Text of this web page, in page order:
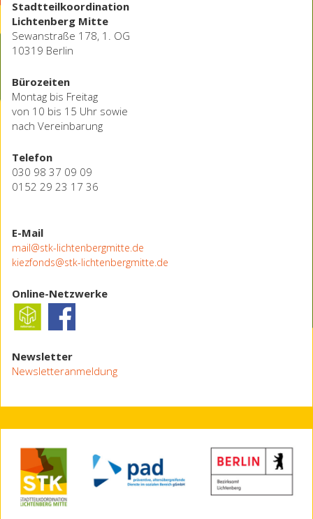
Stadtteilkoordination
Lichtenberg Mitte
Sewanstraße 178, 1. OG
10319 Berlin
Bürozeiten
Montag bis Freitag
von 10 bis 15 Uhr sowie
nach Vereinbarung
Telefon
030 98 37 09 09
0152 29 23 17 36
E-Mail
mail@stk-lichtenbergmitte.de
kiezfonds@stk-lichtenbergmitte.de
Online-Netzwerke
Newsletter
Newsletteranmeldung